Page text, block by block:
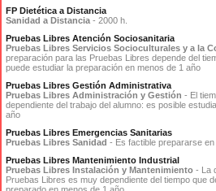
FP Dietética a Distancia
Sanidad a Distancia - 2000 h.
Pruebas Libres Atención Sociosanitaria
Pruebas Libres Servicios Socioculturales y a la
preparación para las Pruebas Libres depende del
puede estudiar la preparación en menos de 1 año
Pruebas Libres Gestión Administrativa
Pruebas Libres Administración y Gestión - El
dependiente del trabajo del alumno: es posible
año
Pruebas Libres Emergencias Sanitarias
Pruebas Libres Sanidad - Es factible prepararse
Pruebas Libres Mantenimiento Industrial
Pruebas Libres Instalación y Mantenimiento - La
Pruebas Libres es muy dependiente del tiempo que